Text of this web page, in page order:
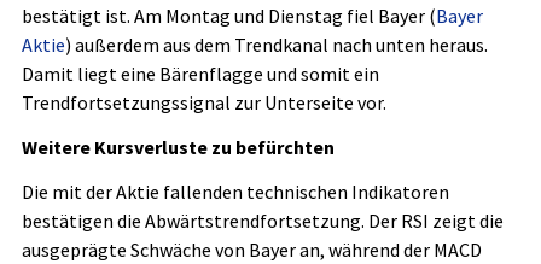
bestätigt ist. Am Montag und Dienstag fiel Bayer (Bayer
Aktie) außerdem aus dem Trendkanal nach unten heraus.
Damit liegt eine Bärenflagge und somit ein
Trendfortsetzungssignal zur Unterseite vor.
Weitere Kursverluste zu befürchten
Die mit der Aktie fallenden technischen Indikatoren
bestätigen die Abwärtstrendfortsetzung. Der RSI zeigt die
ausgeprägte Schwäche von Bayer an, während der MACD